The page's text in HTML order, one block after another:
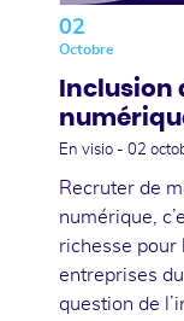
02
Octobre
Inclusion
En visio - 02
Recruter de
numérique,
richesse pour
entreprises
question de